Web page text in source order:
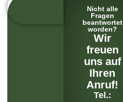
Nicht alle
Fragen
beantwortet
worden?
Wir
freuen
uns auf
Ihren
Anruf!
Tel.: